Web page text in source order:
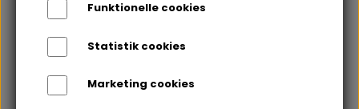
FOUNDATION
BLUSH
BRYN
GEL
ØJNE
ØJENCREME
HÅRPLEJE
SHAMPOO
Funktionelle cookies
Statistik cookies
Marketing cookies